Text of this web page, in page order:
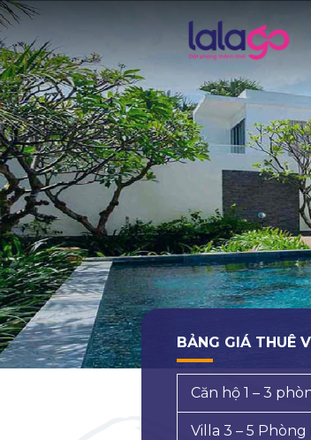
BẢNG GIÁ THUÊ
Căn hộ 1 – 3
Villa 3 – 5